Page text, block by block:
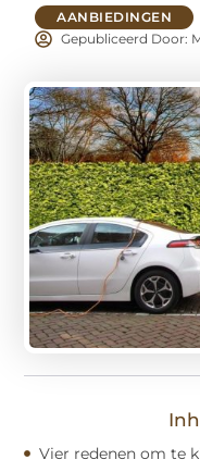
AANBIEDINGEN
Gepubliceerd Door:
Vier redenen om te